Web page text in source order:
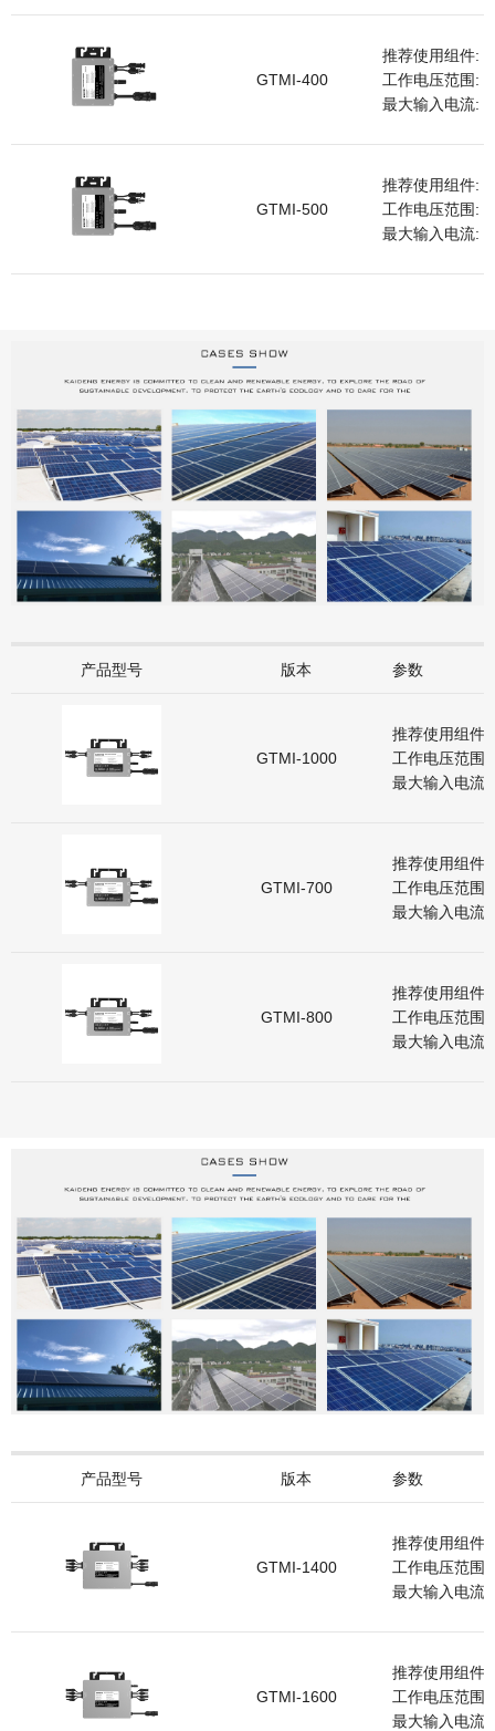
GTMI-400
推荐使用组件:
工作电压范围:
最大输入电流:
GTMI-500
推荐使用组件:
工作电压范围:
最大输入电流:
产品型号 版本 参数
GTMI-1000
推荐使用组件:
工作电压范围:
最大输入电流:
GTMI-700
推荐使用组件:
工作电压范围:
最大输入电流:
GTMI-800
推荐使用组件:
工作电压范围:
最大输入电流:
产品型号 版本 参数
GTMI-1400
推荐使用组件:
工作电压范围:
最大输入电流:
GTMI-1600
推荐使用组件:
工作电压范围:
最大输入电流: